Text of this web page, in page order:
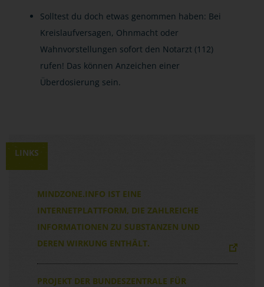
Solltest du doch etwas genommen haben: Bei
Kreislaufversagen, Ohnmacht oder
Wahnvorstellungen sofort den Notarzt (112)
rufen! Das können Anzeichen einer
Überdosierung sein.
LINKS
MINDZONE.INFO IST EINE
INTERNETPLATTFORM, DIE ZAHLREICHE
INFORMATIONEN ZU SUBSTANZEN UND
DEREN WIRKUNG ENTHÄLT.
PROJEKT DER BUNDESZENTRALE FÜR